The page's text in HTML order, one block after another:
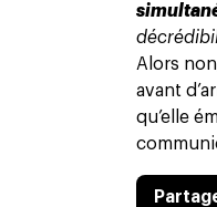
Alors
avant
qu’elle